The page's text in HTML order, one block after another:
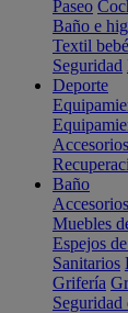
Paseo
Baño e
Textil bebé
Seguridad
Deporte
Baño
Muebles
Espejos
Sanitarios
Grifería
Seguridad